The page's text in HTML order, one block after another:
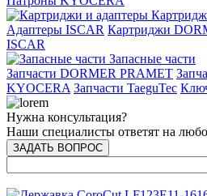
Адаптеры ISCAR Картриджи
ISCAR
Запасные части
Запчасти DORMER PRAMET
KYOCERA Запчасти TaeguTec
Нужна консультация?
Наши специалисты ответят на
ЗАДАТЬ ВОПРОС